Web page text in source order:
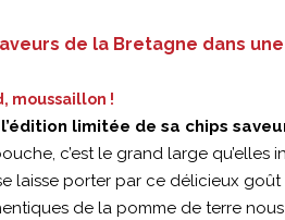
de la Bretagne dans
moussaillon !
limitée de sa chips
c’est le grand large qu’elles
laisse porter par ce délicieux
de la pomme de terre